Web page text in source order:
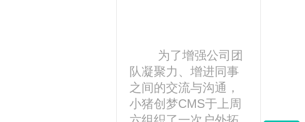
为了增强公司团
队凝聚力、增进同事
之间的交流与沟通，
小猪创梦CMS于上周